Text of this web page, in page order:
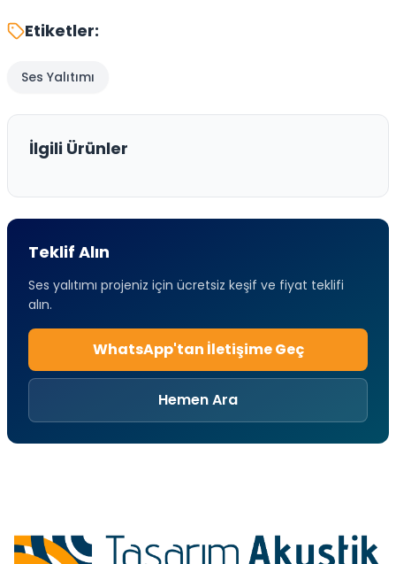
Etiketler:
Ses Yalıtımı
İlgili Ürünler
Teklif Alın
Ses yalıtımı projeniz için ücretsiz keşif ve fiyat teklifi
alın.
WhatsApp'tan İletişime Geç
Hemen Ara